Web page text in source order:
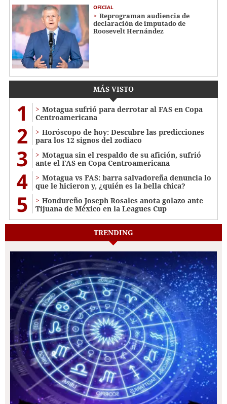
OFICIAL
Reprograman audiencia de
declaración de imputado de
Roosevelt Hernández
MÁS VISTO
1
Motagua sufrió para derrotar al FAS en Copa
Centroamericana
2
Horóscopo de hoy: Descubre las predicciones
para los 12 signos del zodiaco
3
Motagua sin el respaldo de su afición, sufrió
ante el FAS en Copa Centroamericana
4
Motagua vs FAS: barra salvadoreña denuncia lo
que le hicieron y, ¿quién es la bella chica?
5
Hondureño Joseph Rosales anota golazo ante
Tijuana de México en la Leagues Cup
TRENDING